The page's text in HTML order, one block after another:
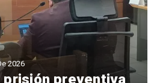
prisión preventiva
2026